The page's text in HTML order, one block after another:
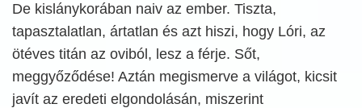
De kislánykorában naiv az ember. Tiszta,
tapasztalatlan, ártatlan és azt hiszi, hogy Lóri, az
ötéves titán az oviból, lesz a férje. Sőt,
meggyőződése! Aztán megismerve a világot, kicsit
javít az eredeti elgondolásán, miszerint